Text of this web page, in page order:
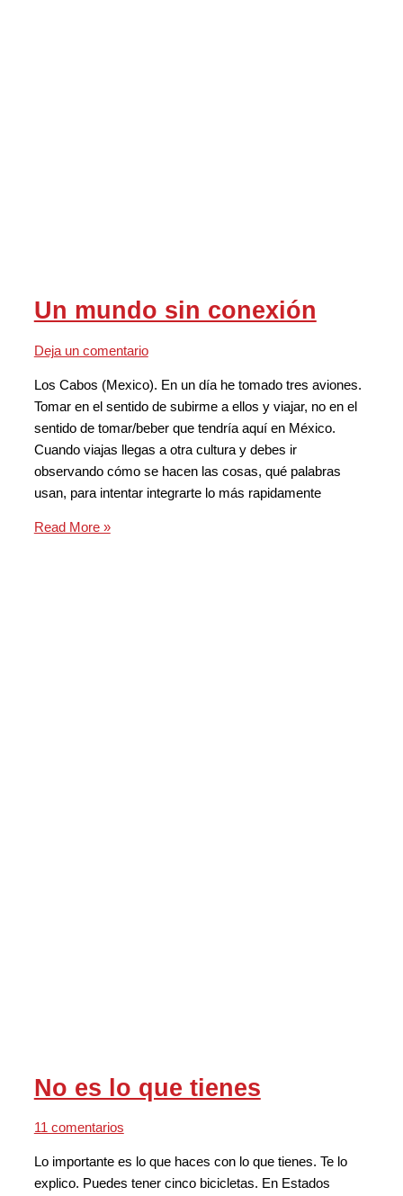
Un mundo sin conexión
Deja un comentario
Los Cabos (Mexico). En un día he tomado tres aviones.
Tomar en el sentido de subirme a ellos y viajar, no en el
sentido de tomar/beber que tendría aquí en México.
Cuando viajas llegas a otra cultura y debes ir
observando cómo se hacen las cosas, qué palabras
usan, para intentar integrarte lo más rapidamente
Read More »
No es lo que tienes
11 comentarios
Lo importante es lo que haces con lo que tienes. Te lo
explico. Puedes tener cinco bicicletas. En Estados